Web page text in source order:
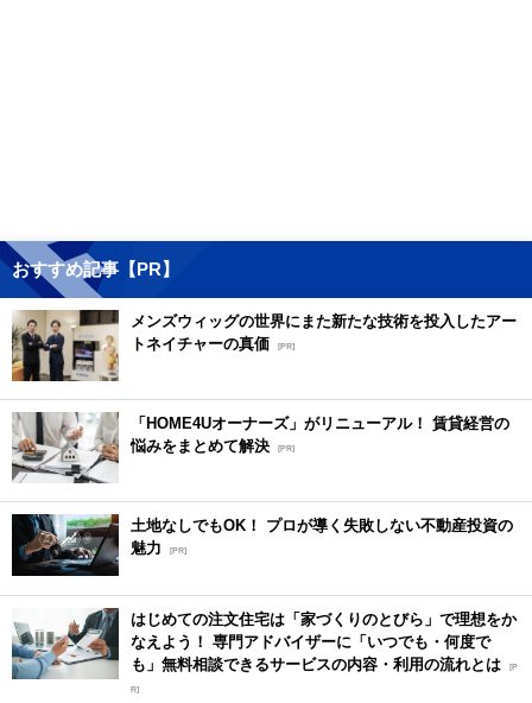
おすすめ記事【PR】
メンズウィッグの世界にまた新たな技術を投入したアー
トネイチャーの真価 [PR]
「HOME4Uオーナーズ」がリニューアル！ 賃貸経営の
悩みをまとめて解決 [PR]
土地なしでもOK！ プロが導く失敗しない不動産投資の
魅力
[PR]
はじめての注文住宅は「家づくりのとびら」で理想をか
なえよう！ 専門アドバイザーに「いつでも・何度で
も」無料相談できるサービスの内容・利用の流れとは [P
R]